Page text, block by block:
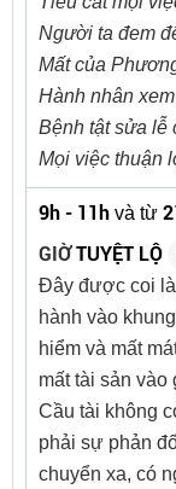
Người ta đem
Mất của
Hành nhân
Bệnh tật sửa lễ
Mọi việc thuận
9h - 11h và từ
GIỜTUYỆT LỘ
Đây được coi
hành vào
hiểm và mất
mất tài sản
Cầu tài không
phải sự phản
chuyển xa, có